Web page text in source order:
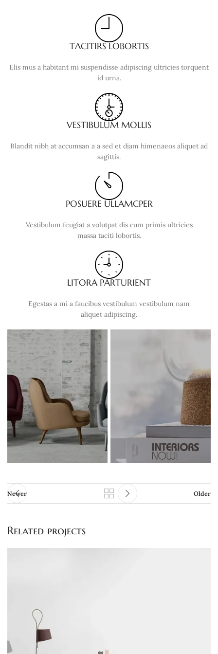
TACITIRS LOBORTIS
Elis mus a habitant mi suspendisse adipiscing ultricies torquent
id urna.
VESTIBULUM MOLLIS
Blandit nibh at accumsan a a sed et diam himenaeos aliquet ad
sagittis.
POSUERE ULLAMCPER
Vestibulum feugiat a volutpat dis cum primis ultricies
massa taciti lobortis.
LITORA PARTURIENT
Egestas a mi a faucibus vestibulum vestibulum nam
aliquet adipiscing.
Newer Older
Related projects